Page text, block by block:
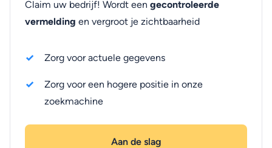
Claim uw bedrijf! Wordt een gecontroleerde
vermelding en vergroot je zichtbaarheid
Zorg voor actuele gegevens
Zorg voor een hogere positie in onze
zoekmachine
Aan de slag